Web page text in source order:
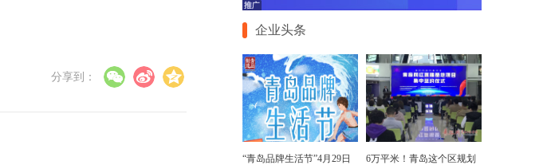
分享到：
企业头条
“青岛品牌生活节”4月29日
6万平米！青岛这个区规划